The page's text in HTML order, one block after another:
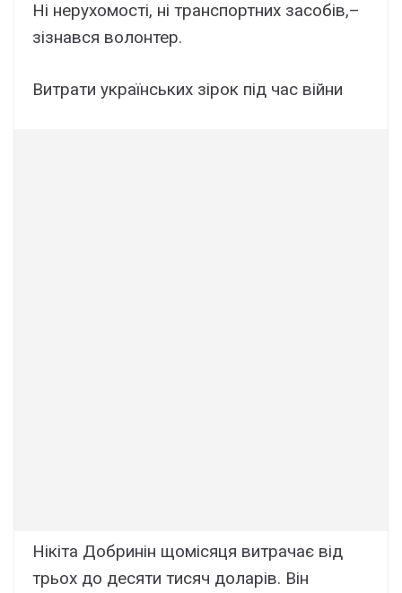
Ні нерухомості, ні транспортних засобів,–
зізнався волонтер.
Витрати українських зірок під час війни
Нікіта Добринін щомісяця витрачає від
трьох до десяти тисяч доларів. Він